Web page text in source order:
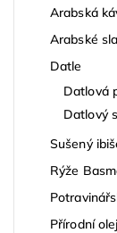
Arabská
Arabské
Datle
Datlová
Datlový
Sušený
Rýže
Přírodní